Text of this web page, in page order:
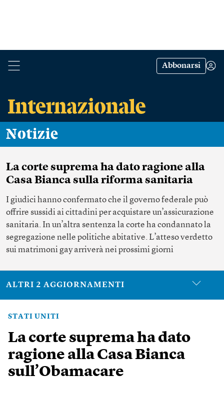
Abbonarsi
Notizie
La corte suprema ha dato ragione alla
Casa Bianca sulla riforma sanitaria
I giudici hanno confermato che il governo federale può
offrire sussidi ai cittadini per acquistare un’assicurazione
sanitaria. In un’altra sentenza la corte ha condannato la
segregazione nelle politiche abitative. L’atteso verdetto
sui matrimoni gay arriverà nei prossimi giorni
ALTRI 2 AGGIORNAMENTI
STATI UNITI
La corte suprema ha dato
ragione alla Casa Bianca
sull’Obamacare